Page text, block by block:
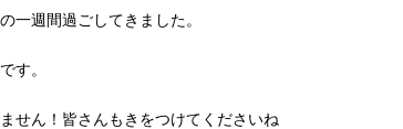
一週間過ごしてきました。
す。
せん！皆さんもきをつけてくださいね